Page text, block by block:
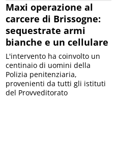
Maxi operazione al
carcere di Brissogne:
sequestrate armi
bianche e un cellulare
L'intervento ha coinvolto un
centinaio di uomini della
Polizia penitenziaria,
provenienti da tutti gli istituti
del Provveditorato